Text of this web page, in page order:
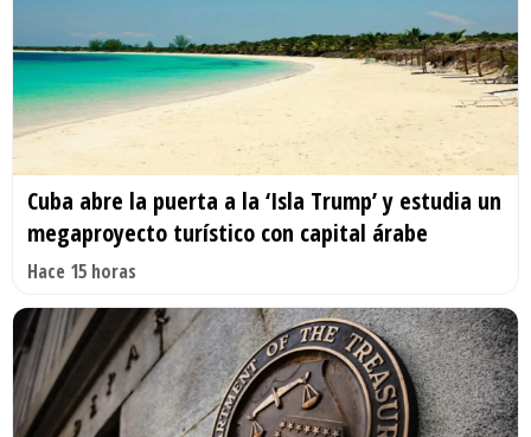
Cuba abre la puerta a la ‘Isla Trump’ y estudia un
megaproyecto turístico con capital árabe
Hace 15 horas